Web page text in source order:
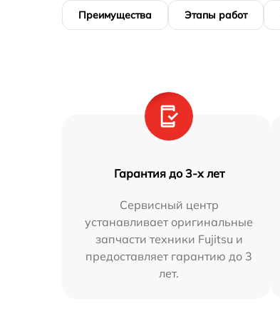
Преимущества Этапы работ
Гарантия до 3-х лет
Сервисный центр
устанавливает оригинальные
запчасти техники Fujitsu и
предоставляет гарантию до 3
лет.